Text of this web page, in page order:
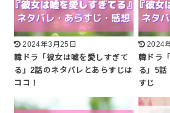
2024年3月25日
韓ドラ「彼女は嘘を愛しすぎて
る」2話のネタバレとあらすじは
ココ！
2024
韓ドラ
る」5話
すじ